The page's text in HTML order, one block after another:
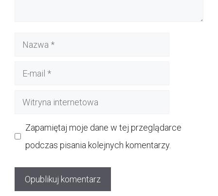
Nazwa
Witryna
Zapamiętaj moje dane w tej przeglądarce
podczas pisania kolejnych komentarzy.